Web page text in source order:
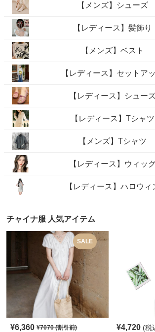
【メンズ】シューズ
【レディース】髪飾り
【メンズ】ベスト
【レディース】セットア
【レディース】シュー
【レディース】Tシャツ
【メンズ】Tシャツ
【レディース】ウィッ
【レディース】ハロウィ
チャイナ服 人気アイテム
SALE
¥6,360 ¥7070(割引前) ¥4,720 (税